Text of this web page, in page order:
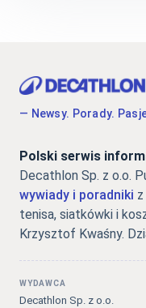
— Newsy. Porady.
Polski serwis
Decathlon Sp. z o.o.
wywiady i poradniki
tenisa, siatkówki i
Krzysztof Kwaśny.
WYDAWCA
Decathlon Sp. z o.o.